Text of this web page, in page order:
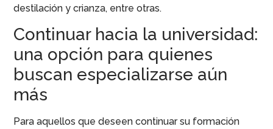
destilación y crianza, entre otras.
Continuar hacia la universidad:
una opción para quienes
buscan especializarse aún
más
Para aquellos que deseen continuar su formación